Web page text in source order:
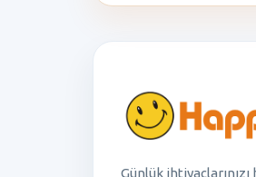
Günlük